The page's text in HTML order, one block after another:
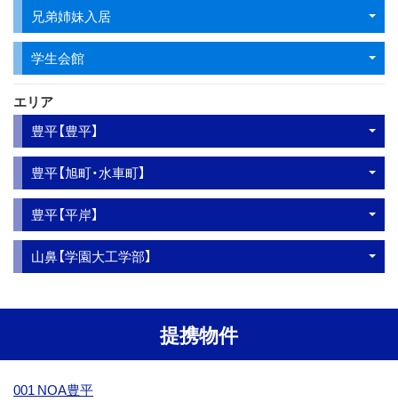
兄弟姉妹入居
学生会館
エリア
豊平【豊平】
豊平【旭町・水車町】
豊平【平岸】
山鼻【学園大工学部】
提携物件
001 NOA豊平